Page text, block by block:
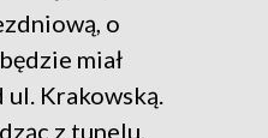
o
miał
Krakowską.
z tunelu,